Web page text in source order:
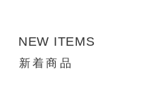
NEW ITEMS
新着商品